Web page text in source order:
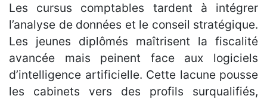
Les cursus comptables tardent à intégrer
l’analyse de données et le conseil stratégique.
Les jeunes diplômés maîtrisent la fiscalité
avancée mais peinent face aux logiciels
d’intelligence artificielle. Cette lacune pousse
les cabinets vers des profils surqualifiés,